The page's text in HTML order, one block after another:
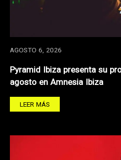
AGOSTO 6, 2026
Pyramid Ibiza presenta su
agosto en Amnesia Ibiza
LEER MÁS